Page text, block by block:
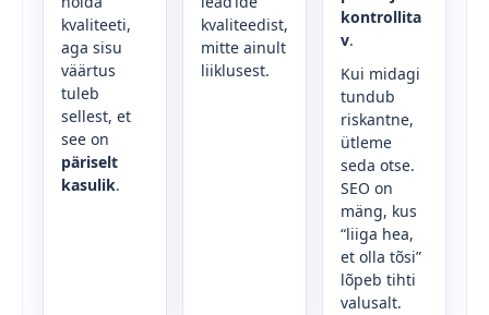
kvaliteeti,
aga sisu
väärtus
tuleb
sellest, et
see on
päriselt
kasulik.
kvaliteedist,
mitte ainult
liiklusest.
kontrollita
v.
Kui midagi
tundub
riskantne,
ütleme
seda otse.
SEO on
mäng, kus
“liiga hea,
et olla tõsi”
lõpeb tihti
valusalt.